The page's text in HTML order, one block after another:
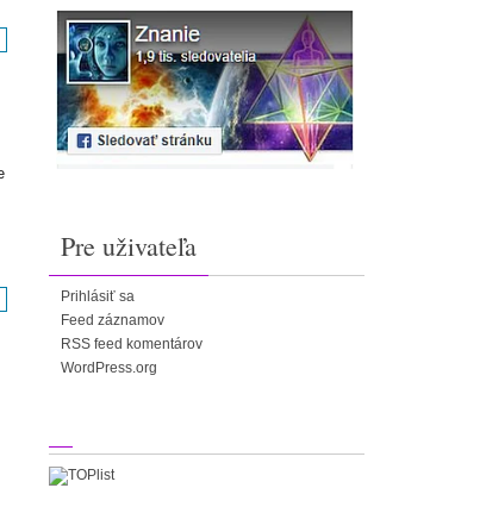
Pre uživateľa
Prihlásiť sa
Feed záznamov
RSS feed komentárov
WordPress.org